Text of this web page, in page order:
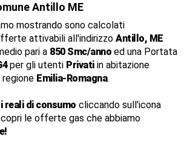
Antillo ME
mostrando sono calcolati
attivabili all'indirizzo Antillo, ME
pari a 850 Smc/anno ed una Portata
per gli utenti Privatiin abitazione
Emilia-Romagna.
reali di consumo cliccando sull'icona
le offerte gas che abbiamo